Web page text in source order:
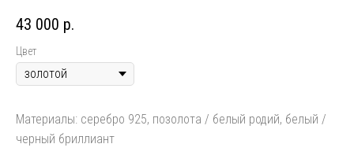
43 000 р.
Цвет
Материалы: серебро 925, позолота / белый родий, белый /
черный бриллиант